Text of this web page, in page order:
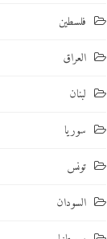
فلسطين
العراق
لبنان
سوريا
تونس
السودان